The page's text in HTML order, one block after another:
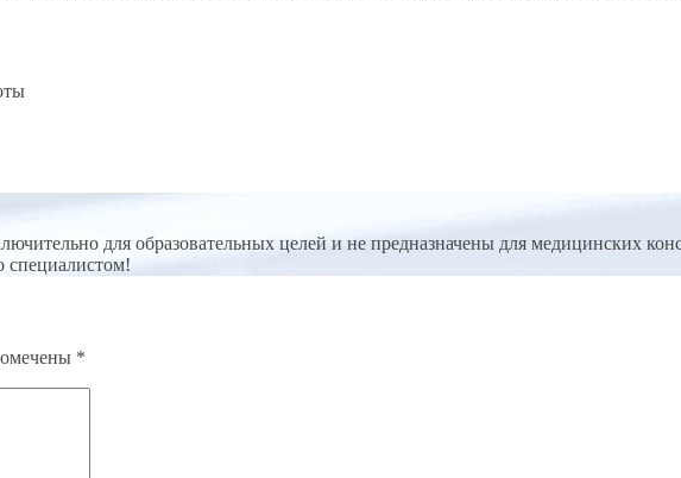
для образовательных целей и не предназначены для медицинских
специалистом!
*